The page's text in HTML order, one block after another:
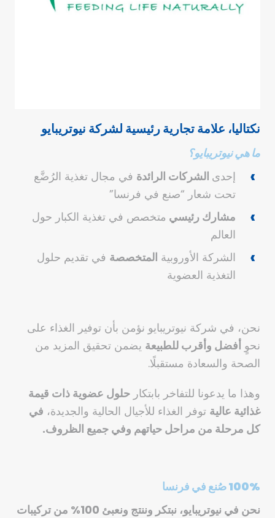
نكتاليا، علامة تجارية رئيسية لشركة نيوتريبايو
ما هينيوتريبايو؟
إحدى الشركات الرائدة في مجال تغذية الرُضَّع
تحت شعار “صنع في فرنسا”
مشارك رئيسي متخصص في تغذية الكبار حول
العالم
الشركة الأوروبية المتخصصة في تقديم حلول
التغذية العضوية
نحن، في شركة نيوتريبايو نؤمن بأن توفير الغذاء على
نحوٍ أفضل وأقرب للطبيعة يضمن تحقيق المزيد من
الصحة والسعادة مستقبلًا.
وهذا ما يدعونا للتفاخر بابتكار حلول عضوية ذات قيمة
غذائية عالية توفر الغذاء للأجيال الحالية والجديدة، في
كل مرحلة من مراحل حياتهم وفي جميع الظروف.
100% صُنع في فرنسا
نحن في نيوتريبايو
، نبتكر وننتج ونعبئ 100% من تركيبات